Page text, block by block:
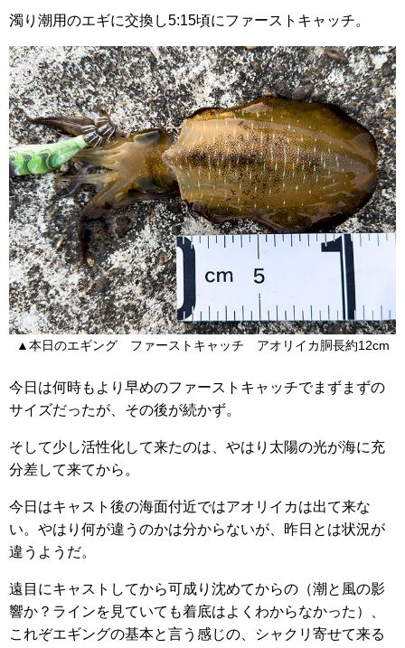
濁り潮用のエギに交換し5:15頃にファーストキャッチ。
▲本日のエギング ファーストキャッチ アオリイカ胴長約12cm
今日は何時もより早めのファーストキャッチでまずまずの
サイズだったが、その後が続かず。
そして少し活性化して来たのは、やはり太陽の光が海に充
分差して来てから。
今日はキャスト後の海面付近ではアオリイカは出て来な
い。やはり何が違うのかは分からないが、昨日とは状況が
違うようだ。
遠目にキャストしてから可成り沈めてからの（潮と風の影
響か？ラインを見ていても着底はよくわからなかった）、
これぞエギングの基本と言う感じの、シャクリ寄せて来る